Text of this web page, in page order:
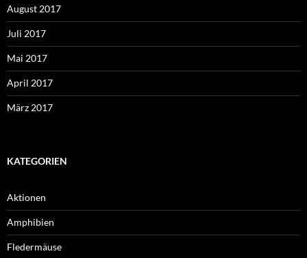
August 2017
Juli 2017
Mai 2017
April 2017
März 2017
KATEGORIEN
Aktionen
Amphibien
Fledermäuse